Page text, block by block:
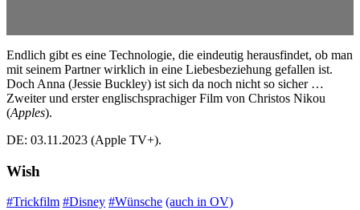
Endlich gibt es eine Technologie, die eindeutig herausfindet, ob man
mit seinem Partner wirklich in eine Liebesbeziehung gefallen ist.
Doch Anna (Jessie Buckley) ist sich da noch nicht so sicher …
Zweiter und erster englischsprachiger Film von Christos Nikou
(Apples).
DE: 03.11.2023 (Apple TV+).
Wish
#Trickfilm #Disney #Wünsche (auch in OV)